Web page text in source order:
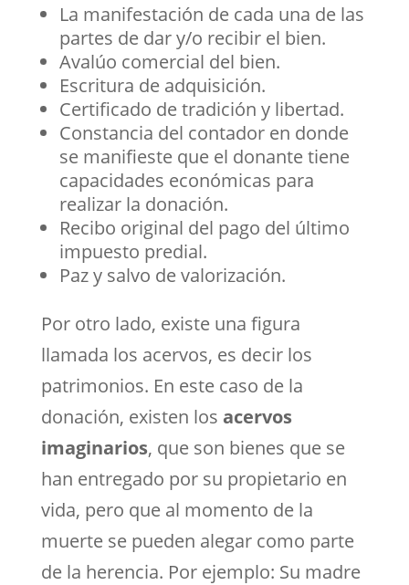
La manifestación de cada una de las
partes de dar y/o recibir el bien.
Avalúo comercial del bien.
Escritura de adquisición.
Certificado de tradición y libertad.
Constancia del contador en donde
se manifieste que el donante tiene
capacidades económicas para
realizar la donación.
Recibo original del pago del último
impuesto predial.
Paz y salvo de valorización.
Por otro lado, existe una figura
llamada los acervos, es decir los
patrimonios. En este caso de la
donación, existen los acervos
imaginarios, que son bienes que se
han entregado por su propietario en
vida, pero que al momento de la
muerte se pueden alegar como parte
de la herencia. Por ejemplo: Su madre